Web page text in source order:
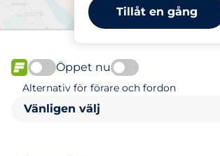
Tillåt en gång
Mölnlycke
FLÖDE
Öppet nu
Alternativ för förare och fordon
Vänligen välj